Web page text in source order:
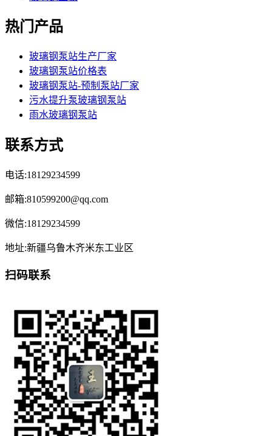
热门产品
玻璃钢泵站生产厂家
玻璃钢泵站价格表
玻璃钢泵站-预制泵站厂家
污水提升泵玻璃钢泵站
雨水玻璃钢泵站
联系方式
电话:18129234599
邮箱:810599200@qq.com
微信:18129234599
地址:新疆乌鲁木齐米东工业区
扫码联系